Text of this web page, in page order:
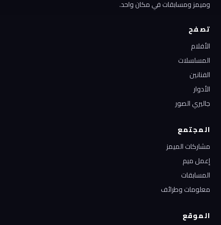
وميمز ومسابقات في مكان واحد.
تصفح
الأفلام
المسلسلات
الفنانين
الأدوار
جاليري الصور
المجتمع
مشاركات الميمز
إعمل ميم
المسابقات
معلومات وطرائف
الموقع